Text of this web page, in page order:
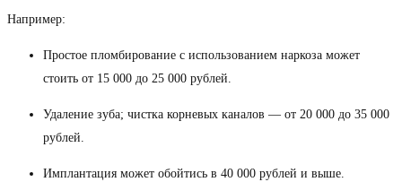
Например:
Простое пломбирование с использованием наркоза может
стоить от 15 000 до 25 000 рублей.
Удаление зуба; чистка корневых каналов — от 20 000 до 35 000
рублей.
Имплантация может обойтись в 40 000 рублей и выше.